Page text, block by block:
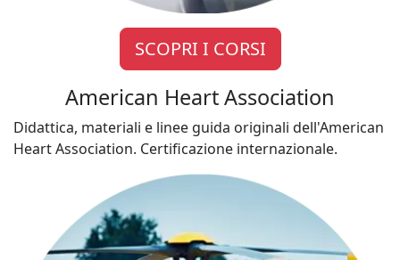
SCOPRI I CORSI
American Heart Association
Didattica, materiali e linee guida originali dell'American
Heart Association. Certificazione internazionale.